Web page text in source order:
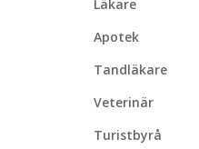
Läkare
Apotek
Tandläkare
Veterinär
Turistbyrå